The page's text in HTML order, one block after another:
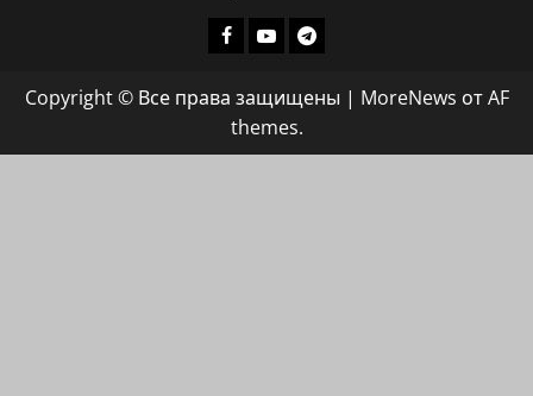
Facebook
ХАЙФАИНФО
YoutubeТелеграмм
Copyright © Все права защищены | MoreNews от AF
themes.